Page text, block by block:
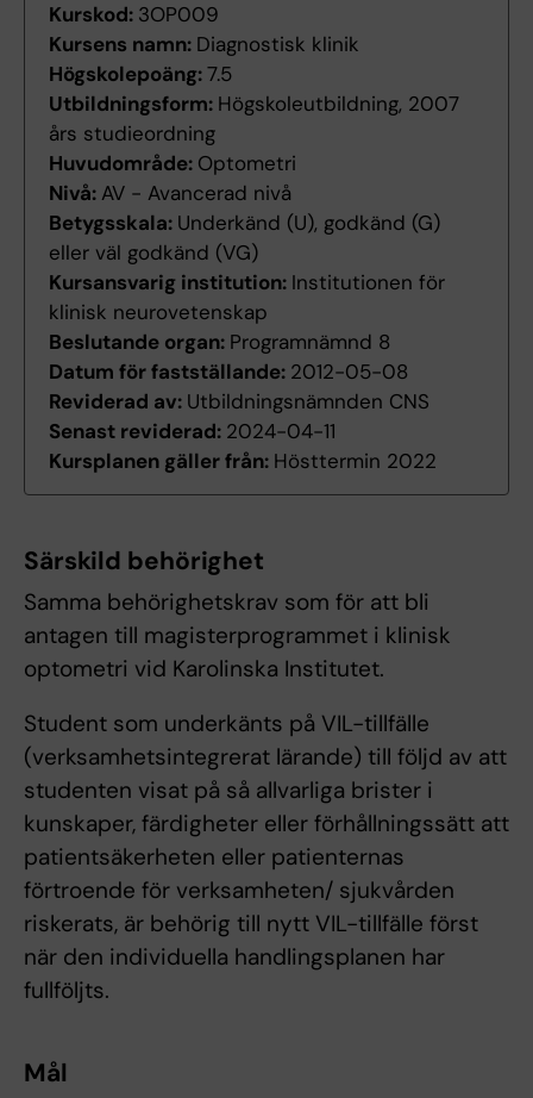
Kurskod: 3OP009
Kursens namn: Diagnostisk klinik
Högskolepoäng:7.5
Utbildningsform: Högskoleutbildning, 2007
års studieordning
Huvudområde: Optometri
Nivå: AV - Avancerad nivå
Betygsskala: Underkänd (U), godkänd (G)
eller väl godkänd (VG)
Kursansvarig institution: Institutionen för
klinisk neurovetenskap
Beslutande organ: Programnämnd 8
Datum för fastställande: 2012-05-08
Reviderad av: Utbildningsnämnden CNS
Senast reviderad: 2024-04-11
Kursplanen gäller från: Hösttermin 2022
Särskild behörighet
Samma behörighetskrav som för att bli
antagen till magisterprogrammet i klinisk
optometri vid Karolinska Institutet.
Student som underkänts på VIL-tillfälle
(verksamhetsintegrerat lärande) till följd av att
studenten visat på så allvarliga brister i
kunskaper, färdigheter eller förhållningssätt att
patientsäkerheten eller patienternas
förtroende för verksamheten/ sjukvården
riskerats, är behörig till nytt VIL-tillfälle först
när den individuella handlingsplanen har
fullföljts.
Mål